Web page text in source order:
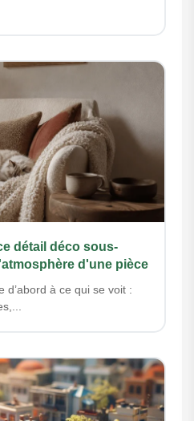
détail déco sous-
d'une pièce
d’abord à ce qui se voit :